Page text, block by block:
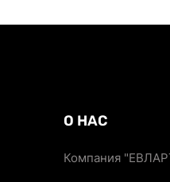
О НАС
Компания